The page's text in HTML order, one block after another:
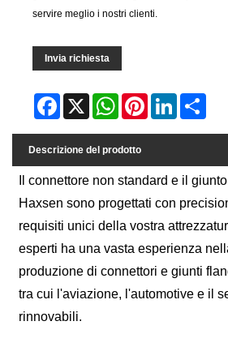
servire meglio i nostri clienti.
Invia richiesta
Facebook WhatsAppPinterestLinkedIn
Descrizione del prodotto
Il connettore non standard e il
Haxsen sono progettati con
requisiti unici della vostra
esperti ha una vasta esperienza
produzione di connettori e giunti
tra cui l'aviazione, l'automotive e il
rinnovabili.